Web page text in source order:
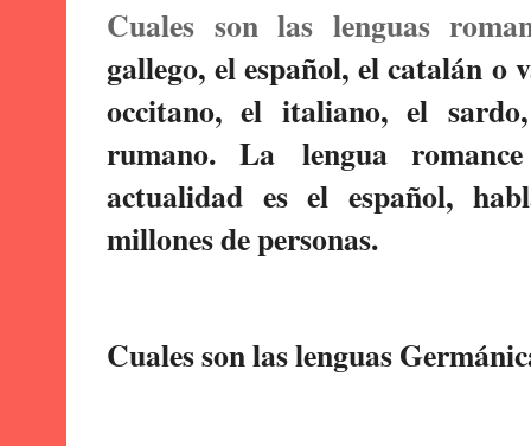
Cuales son las lenguas
gallego, el español, el catalán o
occitano, el italiano, el
rumano. La lengua romance
actualidad es el español,
millones de personas.
Cuales son las lenguas